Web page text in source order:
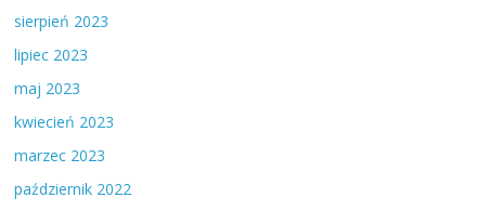
sierpień 2023
lipiec 2023
maj 2023
kwiecień 2023
marzec 2023
październik 2022